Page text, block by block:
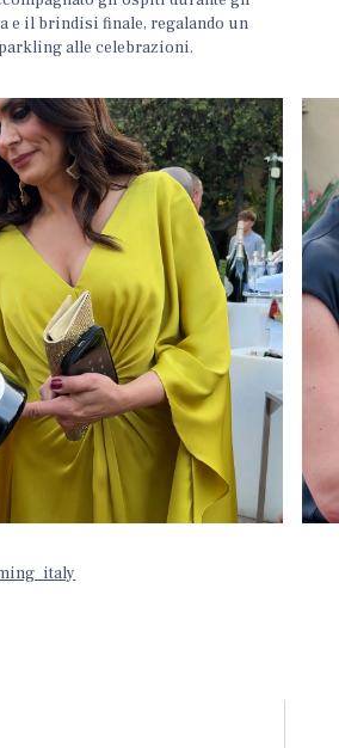
e il brindisi finale, regalando un
alle celebrazioni.